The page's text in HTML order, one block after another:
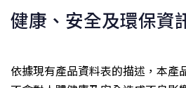
健康、安全及環保資
依據現有產品資料表的描述，本產